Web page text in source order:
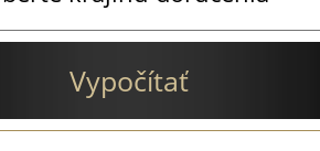
Vypočítať